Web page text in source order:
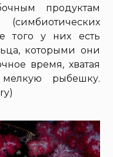
продуктам
(симбиотических
того у них есть
которыми они
время, хватая
рыбешку.